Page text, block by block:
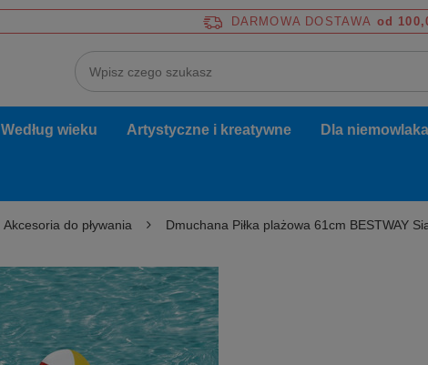
DARMOWA DOSTAWA od
Według wieku Artystyczne i kreatywne Dla niemowlaka
Akcesoria do pływania Dmuchana Piłka plażowa 61cm BESTWAY